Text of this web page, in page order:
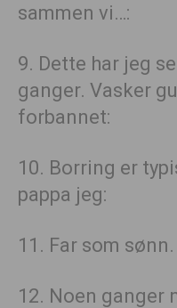
sammen vi…:
9. Dette har jeg
ganger. Vasker
forbannet:
10. Borring er
pappa jeg:
11. Far som
12. Noen ganger